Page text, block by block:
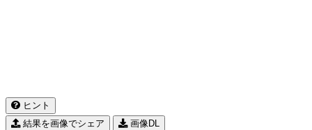
ヒント
結果を画像でシェア
画像DL